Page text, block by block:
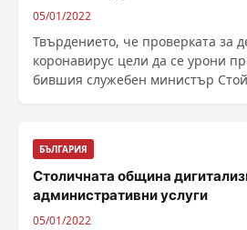
05/01/2022
Твърдението, че проверката за
коронавирус цели да се урони
бившия служебен министър
БЪЛГАРИЯ
Столичната община
административни услуги
05/01/2022